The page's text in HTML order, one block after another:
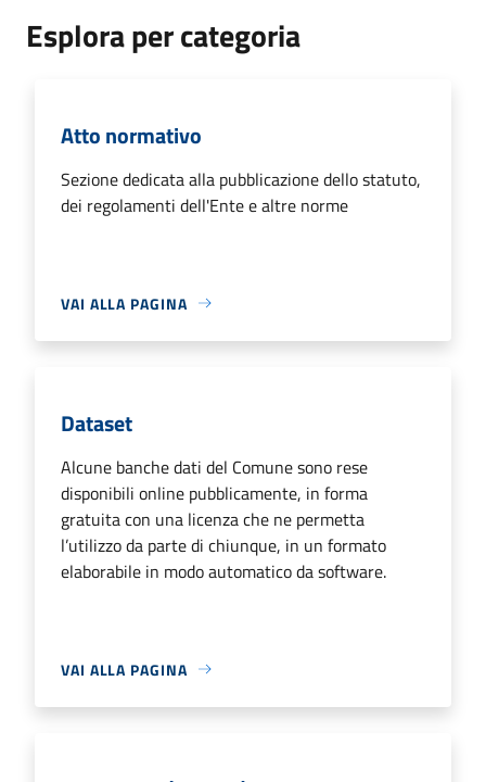
Esplora per categoria
Atto normativo
Sezione dedicata alla pubblicazione dello statuto,
dei regolamenti dell'Ente e altre norme
VAI ALLA PAGINA
Dataset
Alcune banche dati del Comune sono rese
disponibili online pubblicamente, in forma
gratuita con una licenza che ne permetta
l’utilizzo da parte di chiunque, in un formato
elaborabile in modo automatico da software.
VAI ALLA PAGINA